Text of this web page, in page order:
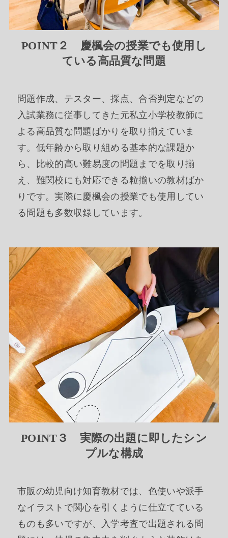
POINT２ 慶楓会の授業でも使用し
ている高品質な問題
問題作成、テスター、採点、合否判定などの
入試業務に従事してきた元私立小学校教師に
よる高品質な問題ばかりを取り揃えていま
す。低年齢から取り組める基本的な課題か
ら、比較的高い難易度の問題までを取り揃
え、難関校にも対応できる粒揃いの教材ばか
りです。実際に慶楓会の授業でも使用してい
る問題も多数収録しています。
POINT３ 実際の出題に即したシン
プルな構成
市販の幼児向け知育教材では、色使いや派手
なイラストで関心を引くように仕立てている
ものも多いですが、入学考査で出題される問